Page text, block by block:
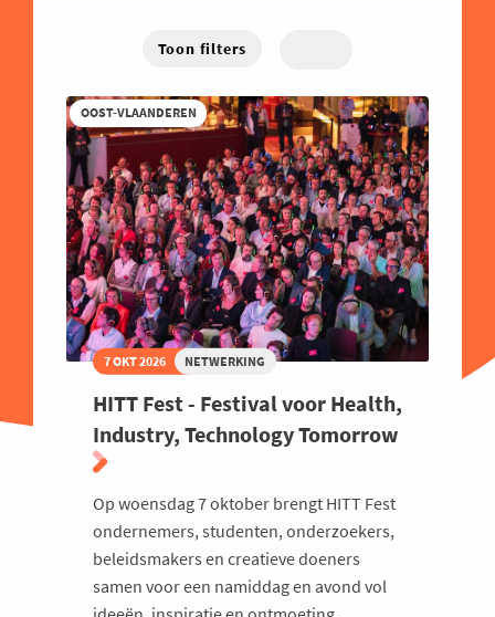
Toon filters
OOST-VLAANDEREN
7 OKT 2026 NETWERKING
HITT Fest - Festival voor Health,
Industry, Technology Tomorrow
Op woensdag 7 oktober brengt HITT Fest
ondernemers, studenten, onderzoekers,
beleidsmakers en creatieve doeners
samen voor een namiddag en avond vol
Familiebedrijven
Good Governance
Groeien
Haven
Human Resources
Industrie
Innovatie
Internationaal Ondernemen
Juridisch
Logistiek en Transport
Luchtvaart
Marketing & Sales
Milieu
Mobiliteit
Netwerking